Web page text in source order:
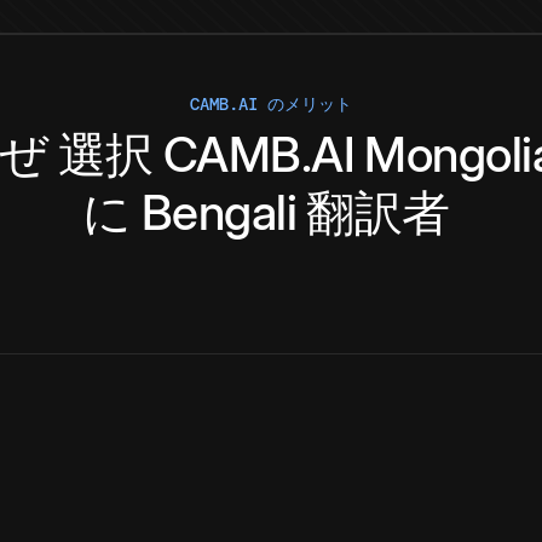
CAMB.AI のメリット
選択 CAMB.AI
に Bengali 翻訳者